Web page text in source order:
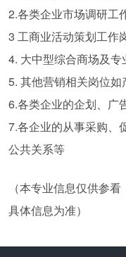
2.各类企业市场调研工
3 工商业活动策划工作
4. 大中型综合商场及
5. 其他营销相关岗位
6.各类企业的企划、广
7.各企业的从事采购、
公共关系等
（本专业信息仅供参
具体信息为准）